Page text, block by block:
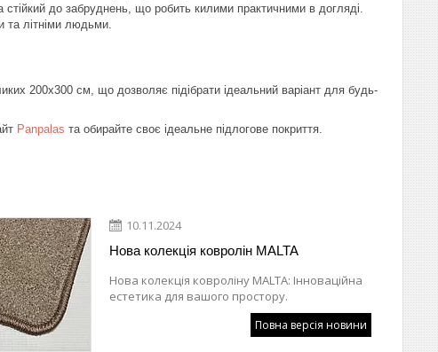
стійкий до забруднень, що робить килими практичними в догляді.
та літніми людьми.
200x300 см, що дозволяє підібрати ідеальний варіант для будь-
Panpalas та обирайте своє ідеальне підлогове покриття.
10.11.2024
Нова колекція ковролін MALTA
Нова колекція ковроліну MALTA: Інноваційна
естетика для вашого простору.
Повна версія новини